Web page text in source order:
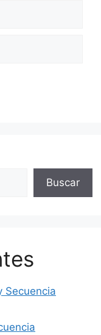
Buscar
Secuencia